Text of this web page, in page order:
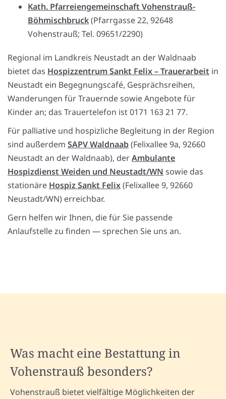
Kath. Pfarreiengemeinschaft Vohenstrauß-
Böhmischbruck(Pfarrgasse 22, 92648
Vohenstrauß; Tel. 09651/2290)
Regional im Landkreis Neustadt an der Waldnaab
bietet das Hospizzentrum Sankt Felix – Trauerarbeit in
Neustadt ein Begegnungscafé, Gesprächsreihen,
Wanderungen für Trauernde sowie Angebote für
Kinder an; das Trauertelefon ist 0171 163 21 77.
Für palliative und hospizliche Begleitung in der Region
sind außerdem SAPV Waldnaab(Felixallee 9a, 92660
Neustadt an der Waldnaab), derAmbulante
Hospizdienst Weiden und Neustadt/WN sowie das
stationäre Hospiz Sankt Felix(Felixallee 9, 92660
Neustadt/WN) erreichbar.
Gern helfen wir Ihnen, die für Sie passende
Anlaufstelle zu finden — sprechen Sie uns an.
Was macht eine Bestattung in
Vohenstrauß besonders?
Vohenstrauß bietet vielfältige Möglichkeiten der